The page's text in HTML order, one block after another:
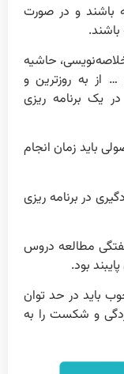
باشند و در صورت
باشند.
حاشیه
از به روزترین و
یک برنامه ریزی
باید زمان انجام
در برنامه ریزی
مطالعه دروس
بود.
باید در حد توان
و شکست را به